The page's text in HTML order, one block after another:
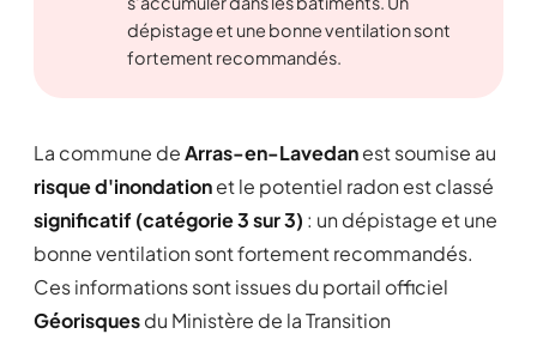
dépistage et une bonne ventilation sont
fortement recommandés.
La commune deArras-en-Lavedanest soumise au
risque d'inondationet le potentiel radon est classé
significatif (catégorie 3 sur 3) : un dépistage et une
bonne ventilation sont fortement recommandés.
Ces informations sont issues du portail officiel
Géorisquesdu Ministère de la Transition